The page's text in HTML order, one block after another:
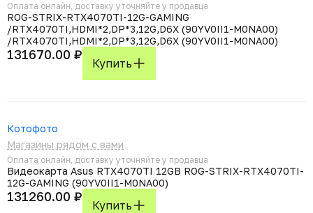
Оплата онлайн, доставку уточняйте у продавца
ROG-STRIX-RTX4070TI-12G-GAMING
/RTX4070TI,HDMI*2,DP*3,12G,D6X (90YV0II1-M0NA00)
/RTX4070TI,HDMI*2,DP*3,12G,D6X (90YV0II1-M0NA00)
131670.00 ₽
Купить
Котофото
Магазины рядом с вами
Оплата онлайн, доставку уточняйте у продавца
Видеокарта Asus RTX4070TI 12GB ROG-STRIX-RTX4070TI-
12G-GAMING (90YV0II1-M0NA00)
131260.00 ₽
Купить